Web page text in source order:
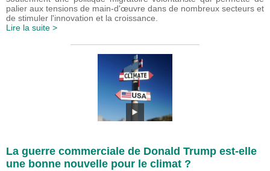
palier aux tensions de main-d'œuvre dans de nombreux secteurs et
de stimuler l'innovation et la croissance.
Lire la suite >
La guerre commerciale de Donald Trump est-elle
une bonne nouvelle pour le climat ?